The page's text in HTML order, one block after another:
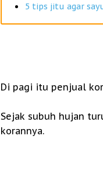
5 tips jitu agar
Di pagi itu penjual
Sejak subuh hujan
korannya.